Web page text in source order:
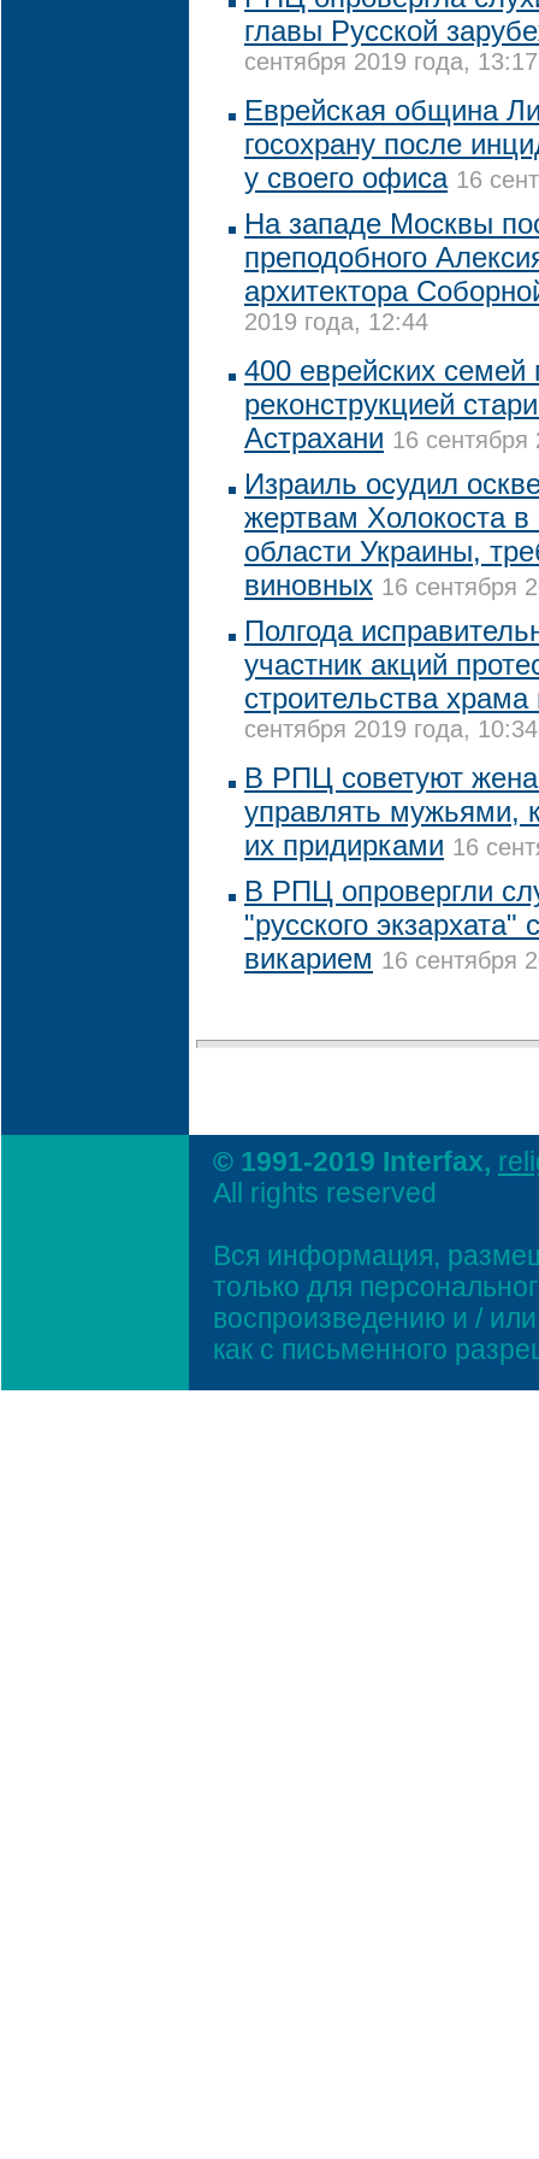
главы Русской
сентября 2019 года, 13:17
Еврейская община
госохрану после
у своего офиса 16
На западе Москвы
преподобного
архитектора
2019 года, 12:44
400 еврейских семей
реконструкцией
Астрахани 16 сентября
Израиль осудил
жертвам Холокоста в
области Украины,
виновных 16 сентября
Полгода
участник акций
строительства храма
сентября 2019 года, 10:34
В РПЦ советуют
управлять мужьями,
их придирками 16
В РПЦ опровергли
"русского
викарием 16 сентября
© 1991-2019 Interfax,
All rights reserved
Вся информация,
только для
воспроизведению и /
как с письменного